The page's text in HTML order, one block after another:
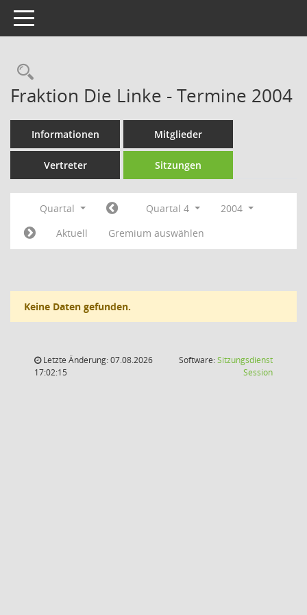
Toggle navigation
Rechercheauswahl
Fraktion Die Linke - Termine 2004
Informationen Mitglieder
Vertreter Sitzungen
Quartal Quartal 4
2004
Aktuell
Gremium auswählen
Keine Daten gefunden.
Letzte Änderung: 07.08.2026
17:02:15
Software:Sitzungsdienst
Session(Wird in